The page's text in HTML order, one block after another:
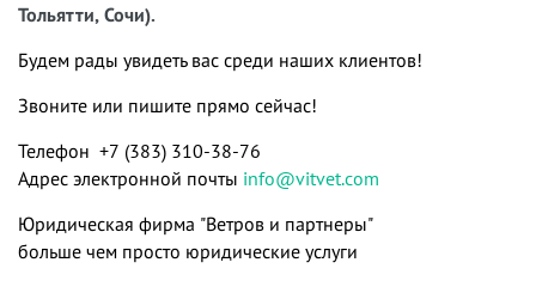
Тольятти, Сочи).
Будем рады увидеть вас среди наших клиентов!
Звоните или пишите прямо сейчас!
Телефон +7 (383) 310-38-76
Адрес электронной почты info@vitvet.com
Юридическая фирма "Ветров и партнеры"
больше чем просто юридические услуги